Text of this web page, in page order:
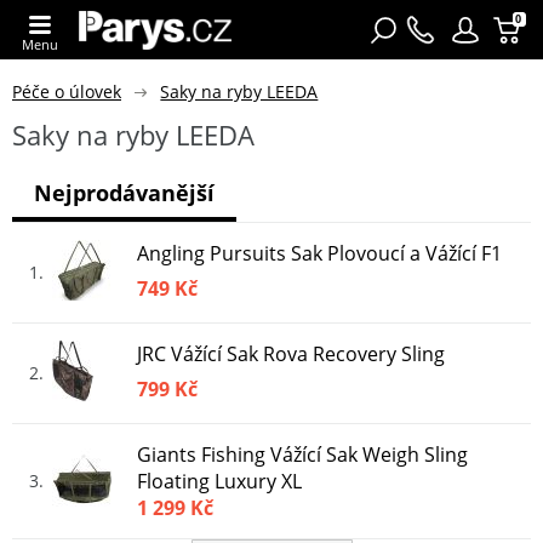
0
Menu
Péče o úlovek Saky na ryby LEEDA
Saky na ryby LEEDA
1
Angling Pursuits Sak Plovoucí a Vážící F1
749 Kč
2
JRC Vážící Sak Rova Recovery Sling
799 Kč
3
Giants Fishing Vážící Sak Weigh Sling
Floating Luxury XL
1 299 Kč
Nejprodávanější